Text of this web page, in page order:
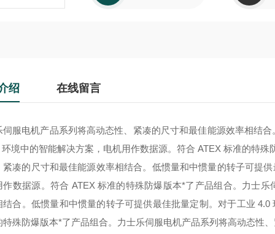
绍 在线留言
伺服电机产品系列将高动态性、紧凑的尺寸和最佳能源效率相结
环境中的智能解决方案，电机用作数据源。符合 ATEX 标准的特殊
紧凑的尺寸和最佳能源效率相结合。低惯量和中惯量的转子可提
作数据源。符合 ATEX 标准的特殊防爆版本*了产品组合。 力士乐
结合。低惯量和中惯量的转子可提供最佳批量定制。对于工业
殊防爆版本*了产品组合。 力士乐伺服电机产品系列将高动态性